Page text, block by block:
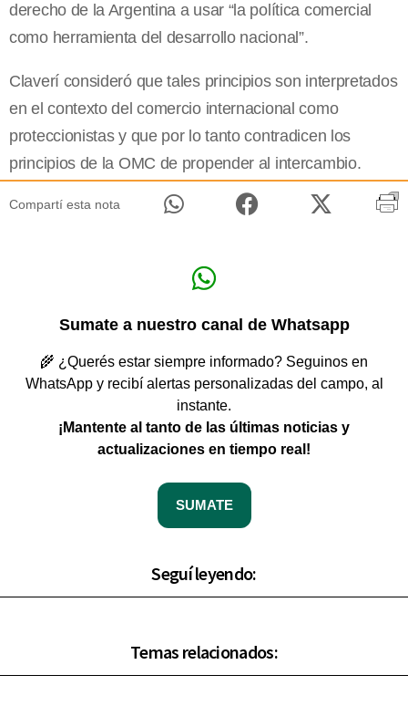
derecho de la Argentina a usar “la política comercial
como herramienta del desarrollo nacional”.
Claverí consideró que tales principios son interpretados
en el contexto del comercio internacional como
proteccionistas y que por lo tanto contradicen los
principios de la OMC de propender al intercambio.
Compartí esta nota
Sumate a nuestro canal de Whatsapp
🌾 ¿Querés estar siempre informado? Seguinos en
WhatsApp y recibí alertas personalizadas del campo, al
instante.
¡Mantente al tanto de las últimas noticias y
actualizaciones en tiempo real!
SUMATE
Seguí leyendo:
Temas relacionados: